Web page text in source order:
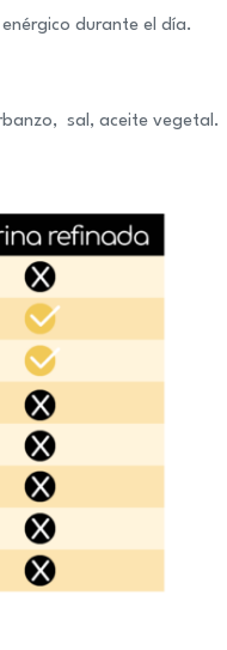
durante el día.
sal, aceite vegetal.